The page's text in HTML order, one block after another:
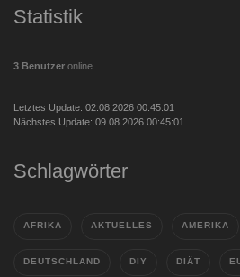
Statistik
3 Benutzer online
Letztes Update: 02.08.2026 00:45:01
Nächstes Update: 09.08.2026 00:45:01
Schlagwörter
AFRIKA AKTUELLES AMERIKA
DEUTSCHLAND DIY DIÄT